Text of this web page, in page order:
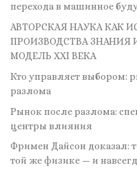
перехода в машинное
АВТОРСКАЯ НАУКА КАК
ПРОИЗВОДСТВА
МОДЕЛЬ XXI ВЕКА
Кто управляет выбором:
разлома
Рынок после разлома:
центры влияния
Фримен Дайсон доказал:
той же физике — и